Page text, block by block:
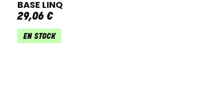
BASE LINQ
29,06 €
EN STOCK